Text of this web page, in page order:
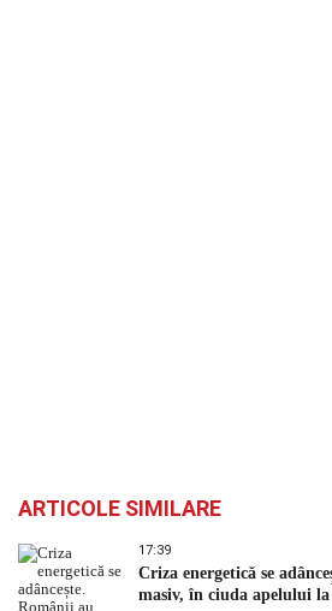
ARTICOLE SIMILARE
17:39
Criza energetică se
masiv, în ciuda apelului la